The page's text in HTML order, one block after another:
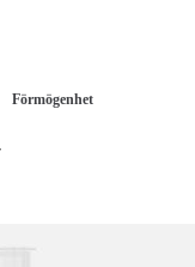
Förmögenhet